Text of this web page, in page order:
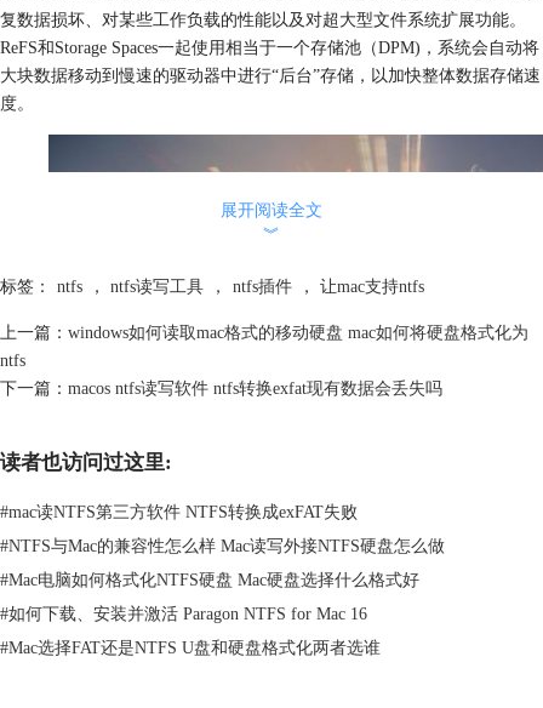
复数据损坏、对某些工作负载的性能以及对超大型文件系统扩展功能。
ReFS和Storage Spaces一起使用相当于一个存储池（DPM)，系统会自动将
大块数据移动到慢速的驱动器中进行“后台”存储，以加快整体数据存储速
度。
图2：速度
展开阅读全文
︾
标签： ntfs ， ntfs读写工具 ， ntfs插件 ， 让mac支持ntfs
上一篇： windows如何读取mac格式的移动硬盘 mac如何将硬盘格式化为
ntfs
下一篇： macos ntfs读写软件 ntfs转换exfat现有数据会丢失吗
读者也访问过这里:
#mac读NTFS第三方软件 NTFS转换成exFAT失败
#NTFS与Mac的兼容性怎么样 Mac读写外接NTFS硬盘怎么做
#Mac电脑如何格式化NTFS硬盘 Mac硬盘选择什么格式好
#如何下载、安装并激活 Paragon NTFS for Mac 16
#Mac选择FAT还是NTFS U盘和硬盘格式化两者选谁